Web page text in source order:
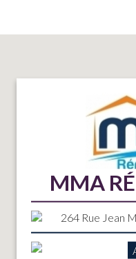
MMA
264 Rue Jean